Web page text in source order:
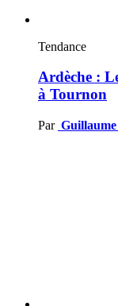
Tendance
Ardèche :
à Tournon
Par Guillaume